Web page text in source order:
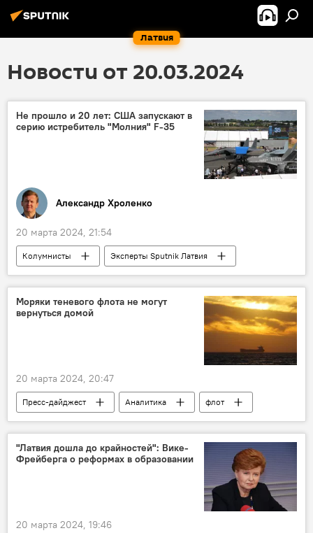
Латвия
Новости от 20.03.2024
Не прошло и 20 лет: США запускают в
серию истребитель "Молния" F-35
Александр Хроленко
20 марта 2024, 21:54
Колумнисты
Эксперты Sputnik Латвия
F-35
США
самолет
истребитель
безопасность
военная техника
Моряки теневого флота не могут
вернуться домой
20 марта 2024, 20:47
Пресс-дайджест Аналитика флот
"Латвия дошла до крайностей": Вике-
Фрейберга о реформах в образовании
20 марта 2024, 19:46